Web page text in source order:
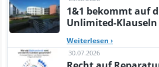
1&1 bekommt auf
Unlimited-
Weiterlesen ›
30.07.2026